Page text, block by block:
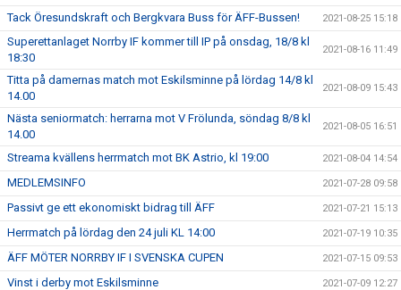
Tack Öresundskraft och Bergkvara Buss för ÄFF-Bussen! 2021-08-25 15:18
Superettanlaget Norrby IF kommer till IP på onsdag, 18/8 kl
18:30
2021-08-16 11:49
Titta på damernas match mot Eskilsminne på lördag 14/8 kl
14.00
2021-08-09 15:43
Nästa seniormatch: herrarna mot V Frölunda, söndag 8/8 kl
14.00
2021-08-05 16:51
Streama kvällens herrmatch mot BK Astrio, kl 19:00 2021-08-04 14:54
MEDLEMSINFO 2021-07-28 09:58
Passivt ge ett ekonomiskt bidrag till ÄFF 2021-07-21 15:13
Herrmatch på lördag den 24 juli KL 14:00 2021-07-19 10:35
ÄFF MÖTER NORRBY IF I SVENSKA CUPEN 2021-07-15 09:53
Vinst i derby mot Eskilsminne 2021-07-09 12:27